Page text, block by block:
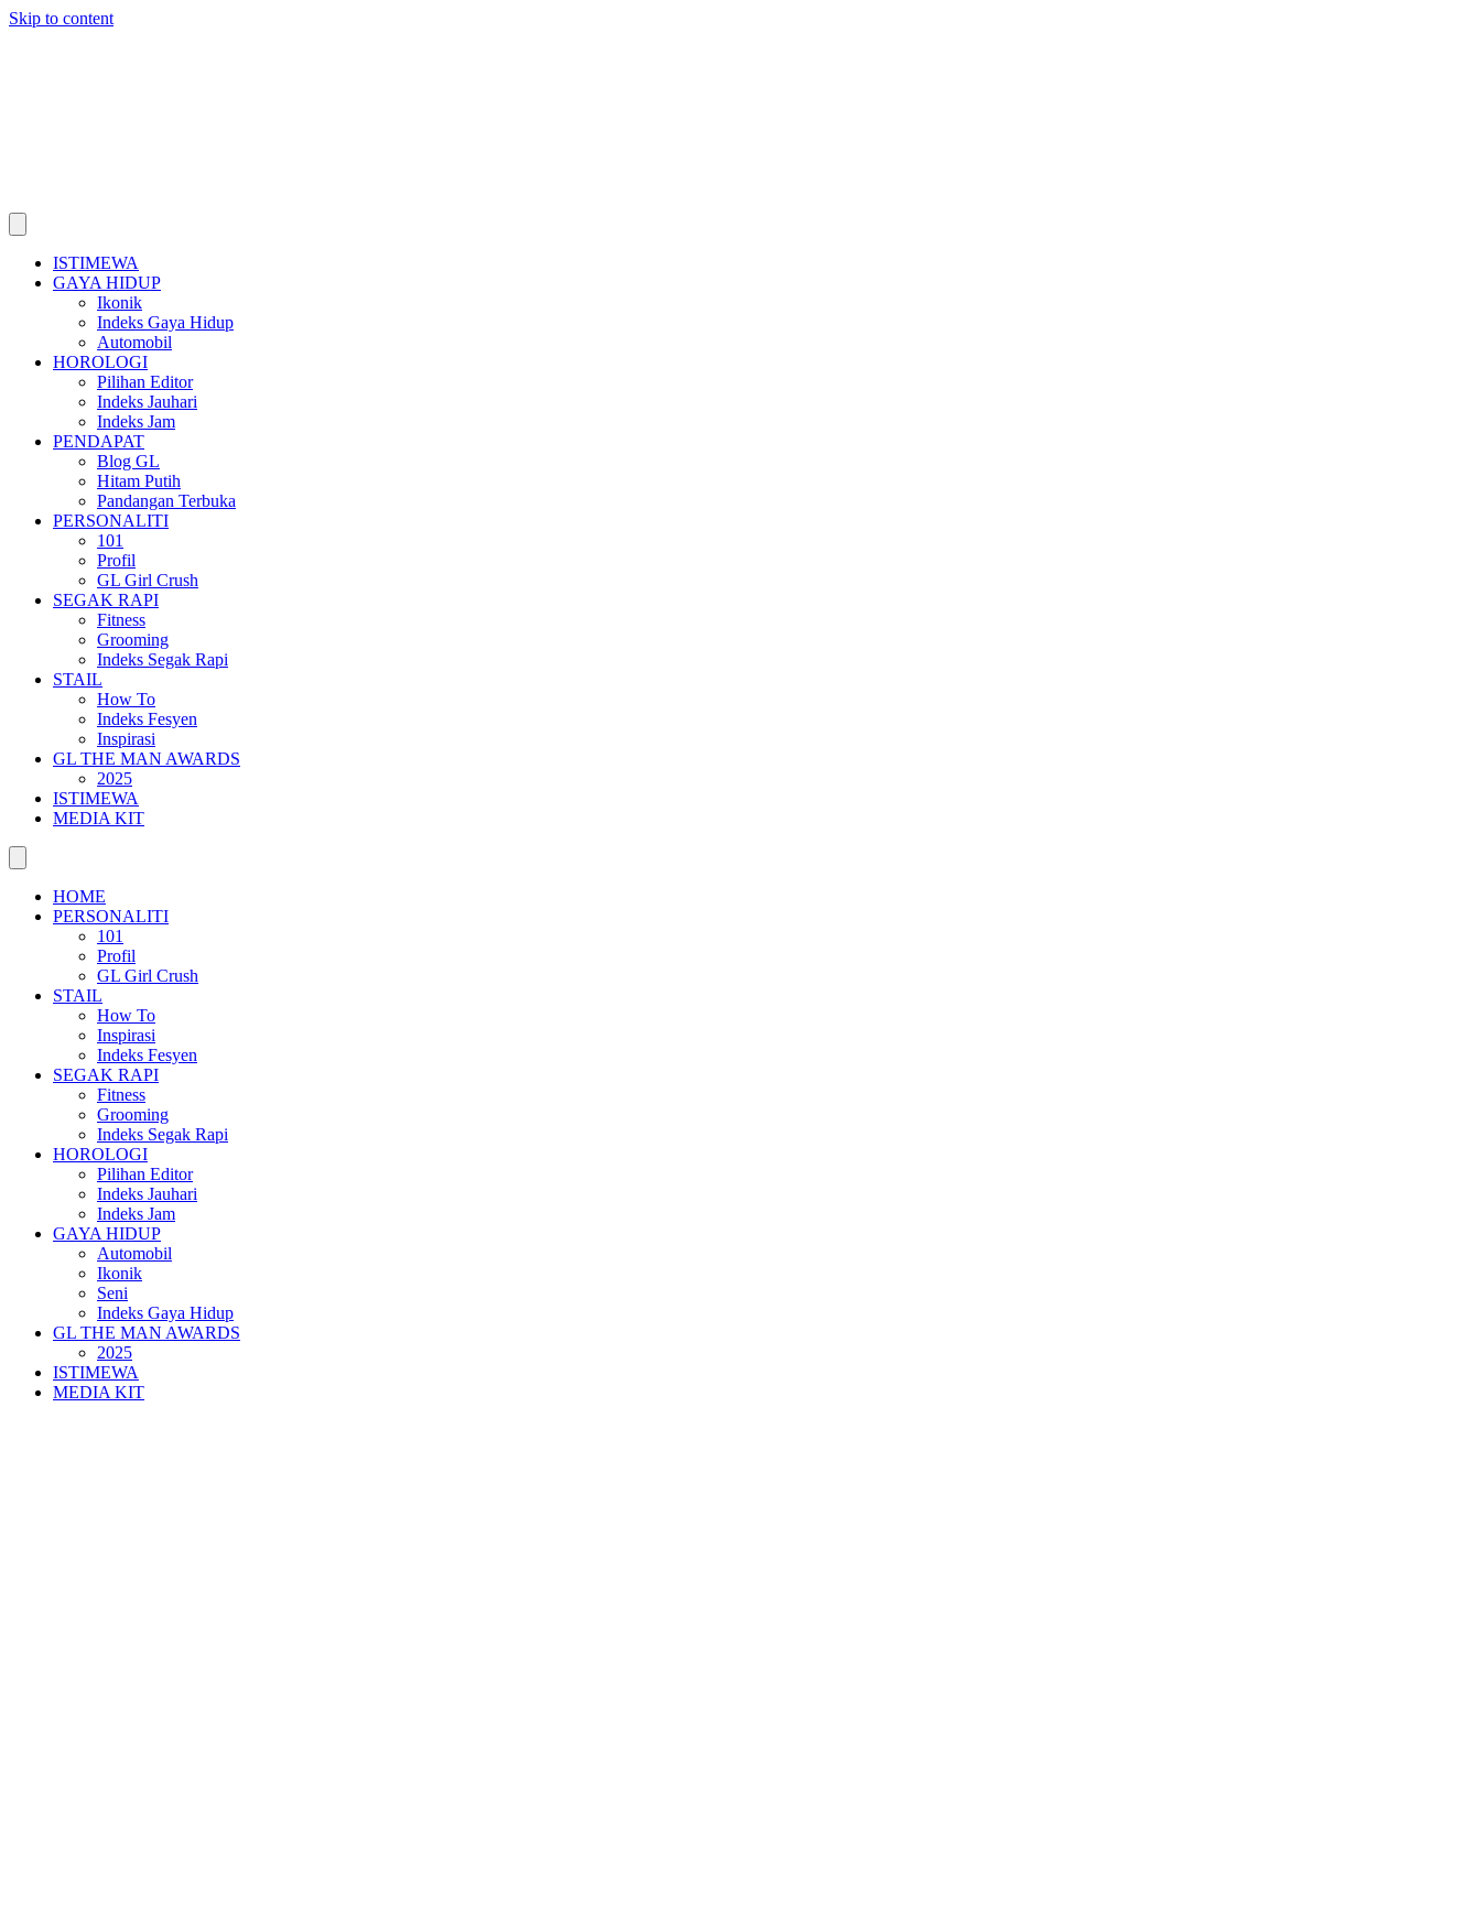
Skip to content
ISTIMEWA
GAYA HIDUP
Ikonik
Indeks Gaya Hidup
Automobil
HOROLOGI
Pilihan Editor
Indeks Jauhari
Indeks Jam
PENDAPAT
Blog GL
Hitam Putih
Pandangan Terbuka
PERSONALITI
101
Profil
GL Girl Crush
SEGAK RAPI
Fitness
Grooming
Indeks Segak Rapi
STAIL
How To
Indeks Fesyen
Inspirasi
GL THE MAN AWARDS
2025
ISTIMEWA
MEDIA KIT
HOME
PERSONALITI
101
Profil
GL Girl Crush
STAIL
How To
Inspirasi
Indeks Fesyen
SEGAK RAPI
Fitness
Grooming
Indeks Segak Rapi
HOROLOGI
Pilihan Editor
Indeks Jauhari
Indeks Jam
GAYA HIDUP
Automobil
Ikonik
Seni
Indeks Gaya Hidup
GL THE MAN AWARDS
2025
ISTIMEWA
MEDIA KIT